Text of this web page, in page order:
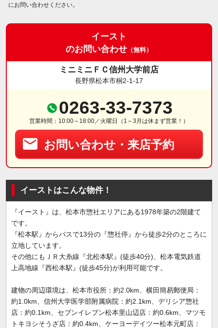
にお問い合わせください。
イースト
のお問い合わせ （無料）
ミニミニＦＣ信州大学前店
長野県松本市桐2-1-17
0263-33-7373
営業時間：10:00～18:00／火曜日（1～3月は休まず営業！）
お問い合わせ・来店予約
イーストはこんな物件！
『イースト』は、松本市惣社エリアにある1978年築の2階建て
です。
『松本駅』からバスで13分の『惣社停』から徒歩2分のところに
立地しています。
その他にもＪＲ大糸線『北松本駅』(徒歩40分)、松本電気鉄道
上高地線『西松本駅』(徒歩45分)が利用可能です。
建物の周辺環境は、松本市役所：約2.0km、横田簡易郵便局：
約1.0km、信州大学医学部附属病院：約2.1km、デリシア惣社
店：約0.1km、セブンイレブン松本里山辺店：約0.6km、マツモ
トキヨシそうざ店：約0.4km、ケーヨーデイツー松本元町店：